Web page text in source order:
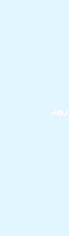
🎶DJ